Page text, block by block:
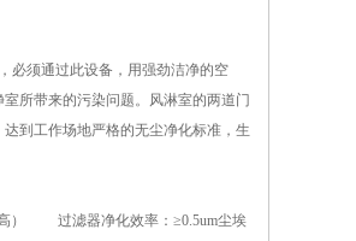
须通过此设备，用强劲洁净的空
所带来的污染问题。风淋室的两道门
到工作场地严格的无尘净化标准，生
过滤器净化效率：≥0.5um尘埃